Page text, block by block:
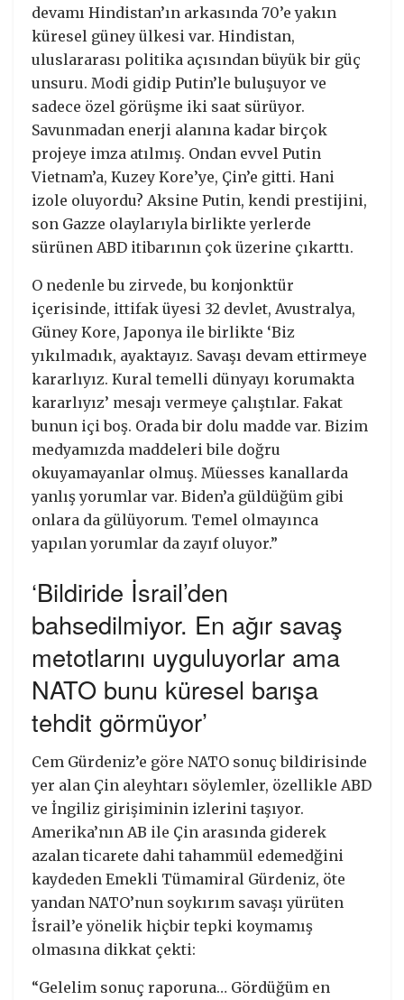
devamı Hindistan’ın arkasında 70’e yakın
küresel güney ülkesi var. Hindistan,
uluslararası politika açısından büyük bir güç
unsuru. Modi gidip Putin’le buluşuyor ve
sadece özel görüşme iki saat sürüyor.
Savunmadan enerji alanına kadar birçok
projeye imza atılmış. Ondan evvel Putin
Vietnam’a, Kuzey Kore’ye, Çin’e gitti. Hani
izole oluyordu? Aksine Putin, kendi prestijini,
son Gazze olaylarıyla birlikte yerlerde
sürünen ABD itibarının çok üzerine çıkarttı.
O nedenle bu zirvede, bu konjonktür
içerisinde, ittifak üyesi 32 devlet, Avustralya,
Güney Kore, Japonya ile birlikte ‘Biz
yıkılmadık, ayaktayız. Savaşı devam ettirmeye
kararlıyız. Kural temelli dünyayı korumakta
kararlıyız’ mesajı vermeye çalıştılar. Fakat
bunun içi boş. Orada bir dolu madde var. Bizim
medyamızda maddeleri bile doğru
okuyamayanlar olmuş. Müesses kanallarda
yanlış yorumlar var. Biden’a güldüğüm gibi
onlara da gülüyorum. Temel olmayınca
yapılan yorumlar da zayıf oluyor.”
‘Bildiride İsrail’den
bahsedilmiyor. En ağır savaş
metotlarını uyguluyorlar ama
NATO bunu küresel barışa
tehdit görmüyor’
Cem Gürdeniz’e göre NATO sonuç bildirisinde
yer alan Çin aleyhtarı söylemler, özellikle ABD
ve İngiliz girişiminin izlerini taşıyor.
Amerika’nın AB ile Çin arasında giderek
azalan ticarete dahi tahammül edemedğini
kaydeden Emekli Tümamiral Gürdeniz, öte
yandan NATO’nun soykırım savaşı yürüten
İsrail’e yönelik hiçbir tepki koymamış
olmasına dikkat çekti:
“Gelelim sonuç raporuna… Gördüğüm en